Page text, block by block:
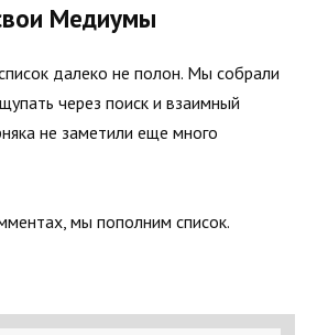
Медиумы
далеко не полон. Мы собрали
через поиск и взаимный
не заметили еще много
мы пополним список.